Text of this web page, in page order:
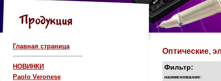
Главная страница
НОВИНКИ
Paolo Veronese
Оптические,
Фильтр:
наименование: